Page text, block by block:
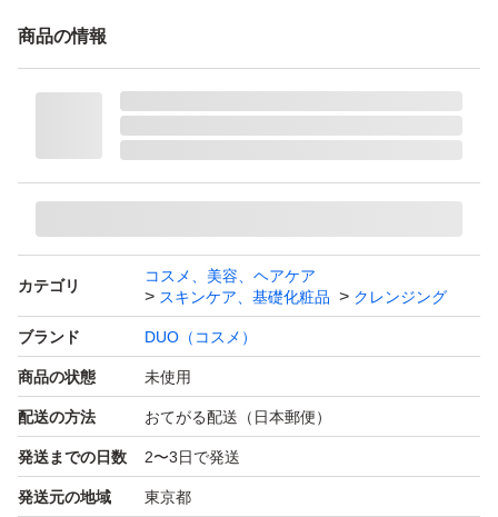
・クレンジングバームのパイオニア！DUOとは「自然×科
配慮した優しい原料を使いながらサイエンスの要素をしっ
ブランド：DUO（コスメ）
1度人の手に渡ったお品です。細かいことが気になる方・
店舗品質・店舗対応をお求めの方はご購入をお控えくださ
い。配送中割れや欠け崩れの可能性がございます。
【購入後の取引連絡】購入後に一言取引連絡をお願いしま
す。
商品の情報
カテゴリ
コスメ、美容、ヘアケア
スキンケア、基礎化粧品
クレンジング
ブランド DUO（コスメ）
商品の状態 未使用
配送の方法 おてがる配送（日本郵便）
発送までの日数 2〜3日で発送
発送元の地域 東京都